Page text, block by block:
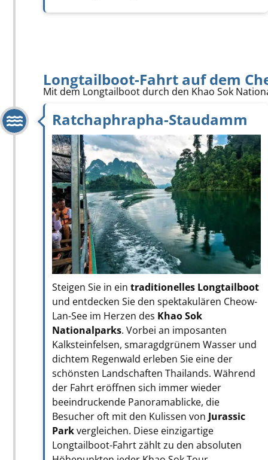
Longtailboot-Fahrt auf dem
Mit dem Longtailboot durch den Khao Sok
Ratchaphrapha-Staudamm
Steigen Sie in ein traditionelles Longtailboot
und entdecken Sie den spektakulären Cheow-
Lan-See im Herzen des Khao Sok
Nationalparks. Vorbei an imposanten
Kalksteinfelsen, smaragdgrünem Wasser und
dichtem Regenwald erleben Sie eine der
schönsten Landschaften Thailands. Während
der Fahrt eröffnen sich immer wieder
beeindruckende Panoramablicke, die
Besucher oft mit den Kulissen von Jurassic
Parkvergleichen. Diese einzigartige
Longtailboot-Fahrt zählt zu den absoluten